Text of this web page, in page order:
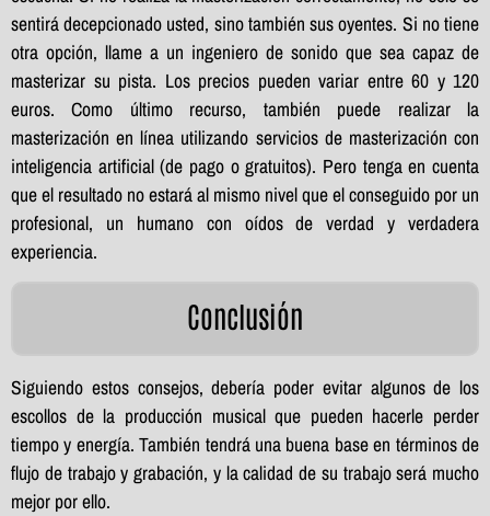
sentirá decepcionado usted, sino también sus oyentes. Si no tiene
otra opción, llame a un ingeniero de sonido que sea capaz de
masterizar su pista. Los precios pueden variar entre 60 y 120
euros. Como último recurso, también puede realizar la
masterización en línea utilizando servicios de masterización con
inteligencia artificial (de pago o gratuitos). Pero tenga en cuenta
que el resultado no estará al mismo nivel que el conseguido por un
profesional, un humano con oídos de verdad y verdadera
experiencia.
Conclusión
Siguiendo estos consejos, debería poder evitar algunos de los
escollos de la producción musical que pueden hacerle perder
tiempo y energía. También tendrá una buena base en términos de
flujo de trabajo y grabación, y la calidad de su trabajo será mucho
mejor por ello.